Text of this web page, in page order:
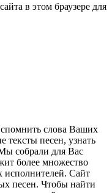
в этом браузере для
слова Ваших
тексты песен, узнать
собрали для Вас
более множество
исполнителей. Сайт
песен. Чтобы найти